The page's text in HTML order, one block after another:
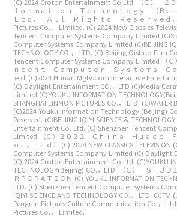
ｆｏｒｍａｔｉｏｎ Ｔｅｃｈｎｏｌｏｇｙ （Ｂｅ
Ｌｔｄ． Ａｌｌ Ｒｉｇｈｔｓ Ｒｅｓｅｒｖｅｄ．
Pictures Co.， Limited. (C) 2024 New Classics
Tencent Computer Systems Company Limited
Computer Systems Company Limited (C)BEIJING
TECHNOLOGY CO.， LTD. (C) Beijing Qishuo Film
Tencent Computer Systems Company Limited
（
ｎｃｅｎｔ Ｃｏｍｐｕｔｅｒ Ｓｙｓｔｅｍｓ Ｃ
ｅｄ (C)2024 Hunan Mgtv.com Interactive
(C) Daylight Entertainment CO.，LTD (C)Media
Limited (C)YOUKU INFORMATION
SHANGHAI LINMON PICTURES CO.， LTD. (C)WATER
(C)2024 Youku Information Technology (Beijing)
Reserved. (C)BEIJING IQIYI SCIENCE &
Entertainment Co. Ltd. (C) Shenzhen Tencent
Limited
（Ｃ）２０２１ Ｃｈｉｎａ Ｈｕａｃ
ｏ．，Ｌｔｄ． (C) 2024 NEW CLASSICS TELEVISION
Computer Systems Company Limited (C) Daylight
(C) 2024 Croton Entertainment Co.Ltd. (C)YOUKU
TECHNOLOGY(Beijing) CO.，LTD.
（Ｃ） ＳＴＵ
ＲＰＯＲＡＴＩＯＮ (C) YOUKU INFORMATION
LTD. (C) Shenzhen Tencent Computer Systems
IQIYI SCIENCE AND TECHNOLOGY CO.， LTD. CCTV.
Penguin Pictures Culture Communication Co.， Ltd
Pictures Co.， Limited.